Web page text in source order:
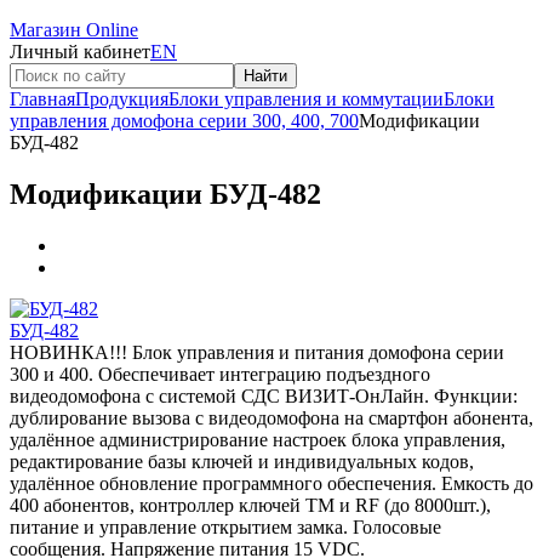
Магазин Online
Личный кабинетEN
Найти
ГлавнаяПродукцияБлоки управления и коммутацииБлоки
управления домофона серии 300, 400, 700Модификации
БУД-482
Модификации БУД-482
БУД-482
НОВИНКА!!! Блок управления и питания домофона серии
300 и 400. Обеспечивает интеграцию подъездного
видеодомофона с системой СДС ВИЗИТ-ОнЛайн. Функции:
дублирование вызова с видеодомофона на смартфон абонента,
удалённое администрирование настроек блока управления,
редактирование базы ключей и индивидуальных кодов,
удалённое обновление программного обеспечения. Емкость до
400 абонентов, контроллер ключей ТМ и RF (до 8000шт.),
питание и управление открытием замка. Голосовые
сообщения. Напряжение питания 15 VDC.